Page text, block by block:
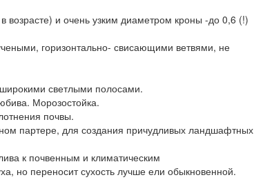
возрасте) и очень узким диаметром кроны -до 0,6 (!)
горизонтально- свисающими ветвями, не
светлыми полосами.
Морозостойка.
почвы.
партере, для создания причудливых ландшафтных
к почвенным и климатическим
но переносит сухость лучше ели обыкновенной.